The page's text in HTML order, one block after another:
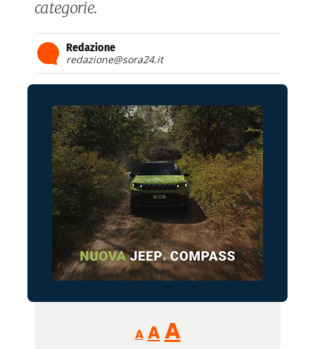
categorie.
Redazione
redazione@sora24.it
A
Reducir
tamaño
A Restablecer
AAumentar